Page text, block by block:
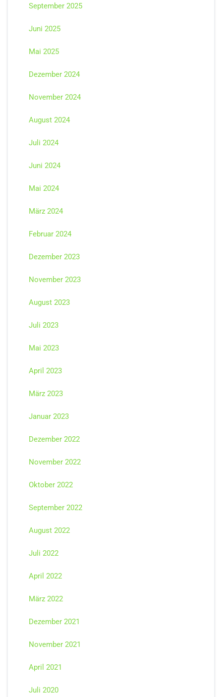
September 2025
Juni 2025
Mai 2025
Dezember 2024
November 2024
August 2024
Juli 2024
Juni 2024
Mai 2024
März 2024
Februar 2024
Dezember 2023
November 2023
August 2023
Juli 2023
Mai 2023
April 2023
März 2023
Januar 2023
Dezember 2022
November 2022
Oktober 2022
September 2022
August 2022
Juli 2022
April 2022
März 2022
Dezember 2021
November 2021
April 2021
Juli 2020